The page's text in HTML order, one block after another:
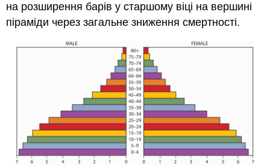
на розширення барів у старшому віці на вершині
піраміди через загальне зниження смертності.